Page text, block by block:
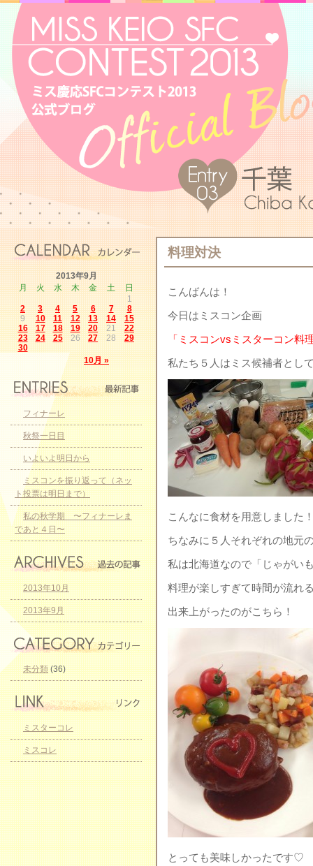
料理対決
こんばんは！
今日はミスコン企画
「ミスコンvsミスターコン料
私たち５人はミス候補者とし
こんなに食材を用意しました
ちなみに５人それぞれの地元
私は北海道なので「じゃがい
料理が楽しすぎて時間が流れ
出来上がったのがこちら！
とっても美味しかったです♡
2013年9月
月
火 水 木 金 土 日
10月 »
1
2
3 4 5 6 7
8
9
10 11 12 13 14
15
16
17 18 19 20 21
22
23
24 25 26 27 28
29
30
フィナーレ
秋祭一日目
いよいよ明日から
ミスコンを振り返って（ネッ
ト投票は明日まで）
私の秋学期 〜フィナーレま
であと４日〜
2013年10月
2013年9月
未分類(36)
ミスターコレ
ミスコレ